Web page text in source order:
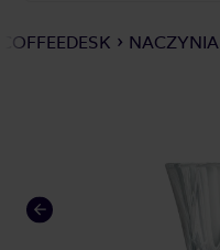
COFFEEDESK NACZYNIA